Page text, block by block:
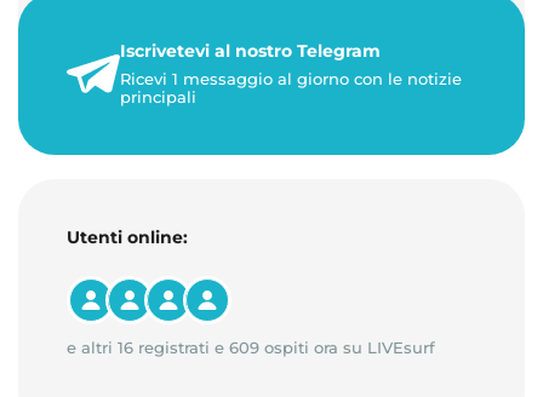
23 maggio 2026
1 minuto di lettura
Iscrivetevi al nostro Telegram
Ricevi 1 messaggio al giorno con le notizie
principali
Utenti online:
e altri 16 registrati e 609 ospiti ora su LIVEsurf